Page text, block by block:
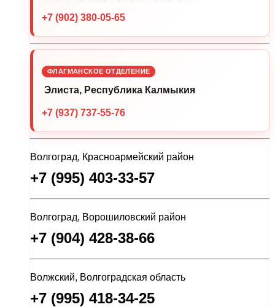
+7 (902) 380-05-65
ФЛАГМАНСКОЕ ОТДЕЛЕНИЕ
Элиста, Республика Калмыкия
+7 (937) 737-55-76
Волгоград, Красноармейский район
+7 (995) 403-33-57
Волгоград, Ворошиловский район
+7 (904) 428-38-66
Волжский, Волгоградская область
+7 (995) 418-34-25